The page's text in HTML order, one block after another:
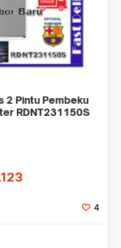
2 Pintu Pembeku
RDNT231150S
4